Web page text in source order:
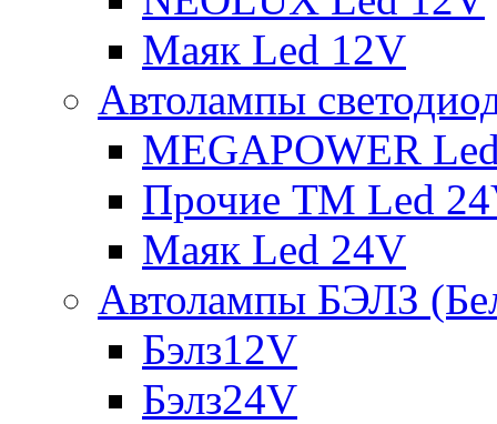
Маяк Led 12V
Автолампы
MEGAPOWER
Прочие ТМ Led
Маяк Led 24V
Автолампы БЭЛЗ
Бэлз12V
Бэлз24V